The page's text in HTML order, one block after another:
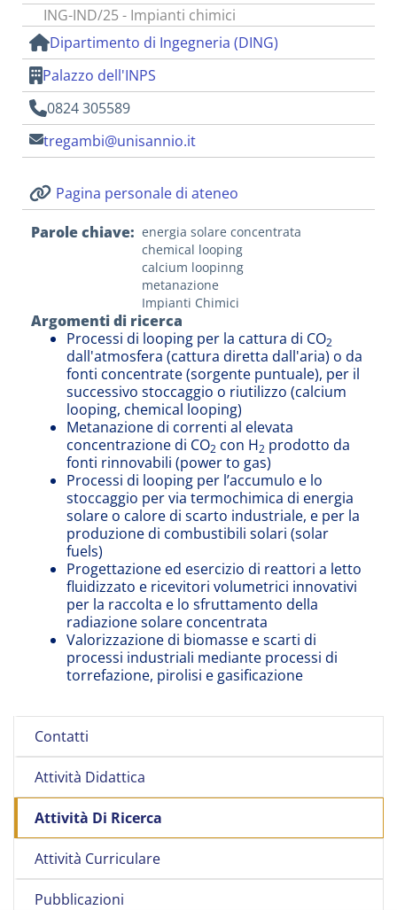
Contatti
Attività Didattica
Attività Di Ricerca
Attività Curriculare
Pubblicazioni
ING-IND/25 - Impianti chimici
Dipartimento di Ingegneria (DING)
Palazzo dell'INPS
0824 305589
tregambi@unisannio.it
Pagina personale di ateneo
Parole chiave
energia solare concentrata
chemical looping
calcium loopinng
metanazione
Impianti Chimici
Argomenti di ricerca
Processi di looping per la cattura di CO2
dall'atmosfera (cattura diretta dall'aria) o da
fonti concentrate (sorgente puntuale), per il
successivo stoccaggio o riutilizzo (calcium
looping, chemical looping)
Metanazione di correnti al elevata
concentrazione di CO2 con H2 prodotto da
fonti rinnovabili (power to gas)
Processi di looping per l’accumulo e lo
stoccaggio per via termochimica di energia
solare o calore di scarto industriale, e per la
produzione di combustibili solari (solar
fuels)
Progettazione ed esercizio di reattori a letto
fluidizzato e ricevitori volumetrici innovativi
per la raccolta e lo sfruttamento della
radiazione solare concentrata
Valorizzazione di biomasse e scarti di
processi industriali mediante processi di
torrefazione, pirolisi e gasificazione